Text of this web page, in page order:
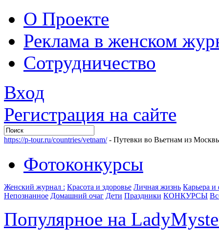
О Проекте
Реклама в женском
Сотрудничество
Вход
Регистрация на сайте
https://p-tour.ru/countries/vetnam/- Путевки во Вьетнам из
Фотоконкурсы
Женский журнал : Красота и здоровье Личная жизнь Карьера
Непознанное Домашний очаг Дети Праздники КОНКУРСЫ
Популярное на